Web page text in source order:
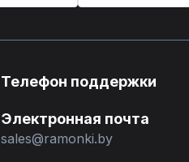
Телефон поддержки
Электронная почта
sales@ramonki.by